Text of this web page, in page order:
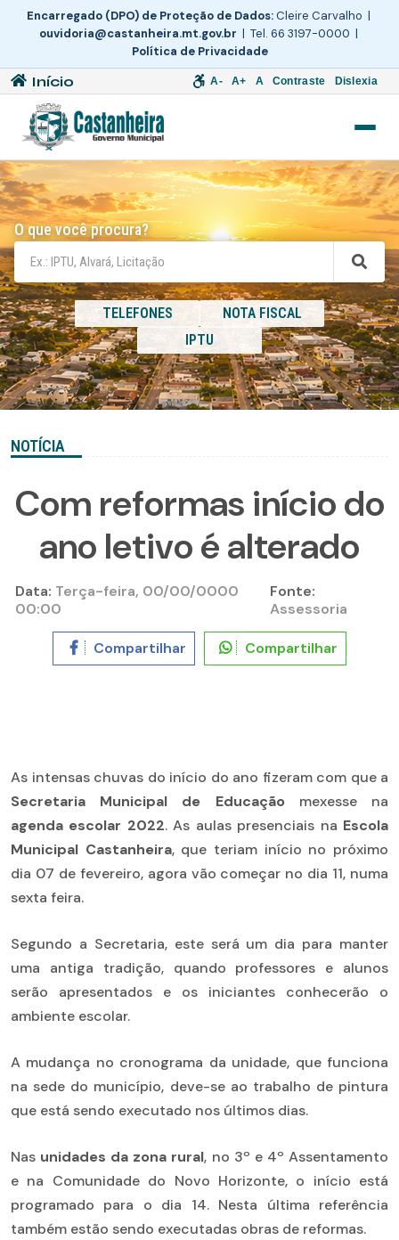
Encarregado (DPO) de Proteção de Dados:Cleire Carvalho |
ouvidoria@castanheira.mt.gov.br | Tel. 66 3197-0000 |
Política de Privacidade
Início A- A+ A Contraste Dislexia
O que você procura?
TELEFONES
NOTA FISCAL
IPTU
NOTÍCIA
Com reformas início do
ano letivo é alterado
Data: Terça-feira, 00/00/0000
00:00
Fonte:
Assessoria
Compartilhar Compartilhar
As intensas chuvas do início do ano fizeram com que a
Secretaria Municipal de Educação mexesse na
agenda escolar 2022. As aulas presenciais na Escola
Municipal Castanheira, que teriam início no próximo
dia 07 de fevereiro, agora vão começar no dia 11, numa
sexta feira.
Segundo a Secretaria, este será um dia para manter
uma antiga tradição, quando professores e alunos
serão apresentados e os iniciantes conhecerão o
ambiente escolar.
A mudança no cronograma da unidade, que funciona
na sede do município, deve-se ao trabalho de pintura
que está sendo executado nos últimos dias.
Nas unidades da zona rural, no 3º e 4º Assentamento
e na Comunidade do Novo Horizonte, o início está
programado para o dia 14. Nesta última referência
também estão sendo executadas obras de reformas.